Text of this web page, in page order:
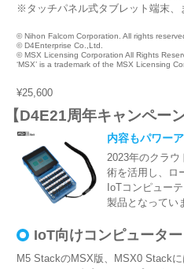
※タッチパネル式タブレット端末、
© Nihon Falcom Corporation. All rights
© D4Enterprise Co.,Ltd.
© MSX Licensing Corporation All Rights
‘MSX’ is a trademark of the MSX Licensing
¥25,600
【D4E21周年キャンペ
内容もパワー
2023年のクラ
術を活用し、ロ
IoTコンピュー
製品となってい
IoT向けコンピュータ
M5 StackのMSX版、MSX0 Stack